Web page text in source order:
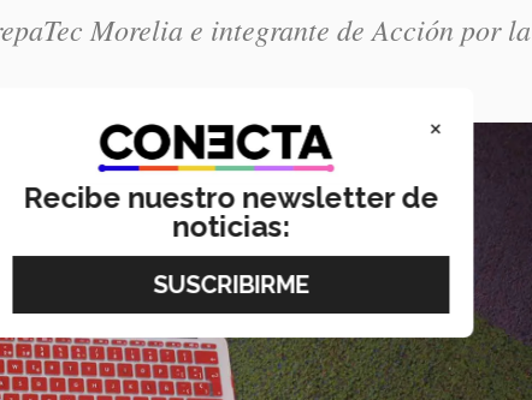
Morelia e integrante de Acción por la
×
Recibe nuestro newsletter de
noticias: